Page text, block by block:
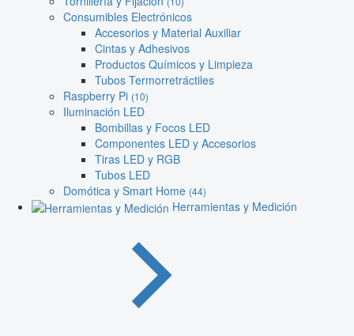
Consumibles Electrónicos
Accesorios y Material Auxiliar
Cintas y Adhesivos
Productos Químicos y Limpieza
Tubos Termorretráctiles
Raspberry Pi (10)
Iluminación LED
Bombillas y Focos LED
Componentes LED y Accesorios
Tiras LED y RGB
Tubos LED
Domótica y Smart Home (44)
Herramientas y Medición